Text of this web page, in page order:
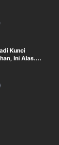
Kunci
Ini Alas....